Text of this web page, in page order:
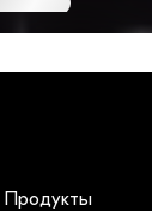
Продукты